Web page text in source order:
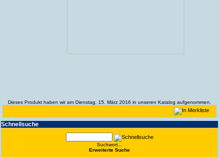
Schnell­suche
Suchwort...
Erwei­terte Suche
Dieses Produkt haben wir am Dienstag, 15. März 2016 in unseren Katalog aufgenommen.